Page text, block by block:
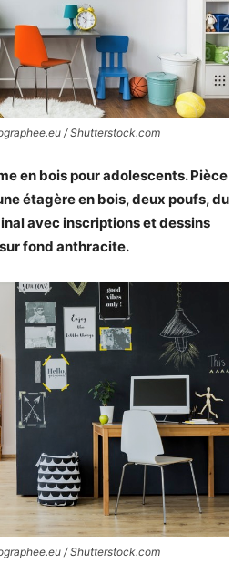
/ Shutterstock.com
en bois pour adolescents. Pièce
étagère en bois, deux poufs, du
avec inscriptions et dessins
fond anthracite.
/ Shutterstock.com